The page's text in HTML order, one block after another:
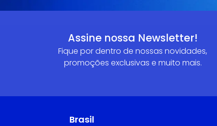
Assine nossa Newsletter!
Fique por dentro de nossas novidades,
promoções exclusivas e muito mais.
Brasil